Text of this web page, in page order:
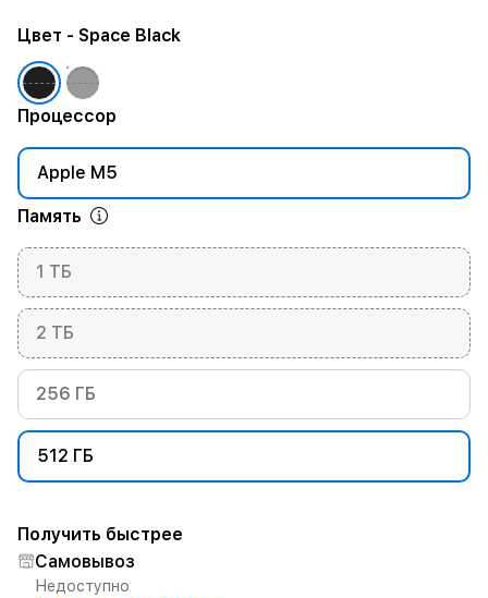
Цвет - Space Black
Процессор
Apple M5
Память
1 ТБ
2 ТБ
256 ГБ
512 ГБ
Получить быстрее
Самовывоз
Недоступно